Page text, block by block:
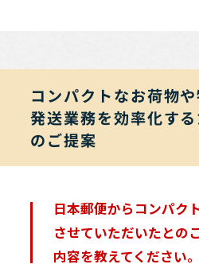
コンパクトなお荷物や
発送業務を効率化す
のご提案
日本郵便からコンパク
させていただいたとの
内容を教えてください。